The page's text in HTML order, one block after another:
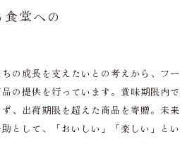
堂への
の成長を支えたいとの考えから、フー
の提供を行っています。賞味期限内で
、出荷期限を超えた商品を寄贈。未来
として、「おいしい」「楽しい」とい